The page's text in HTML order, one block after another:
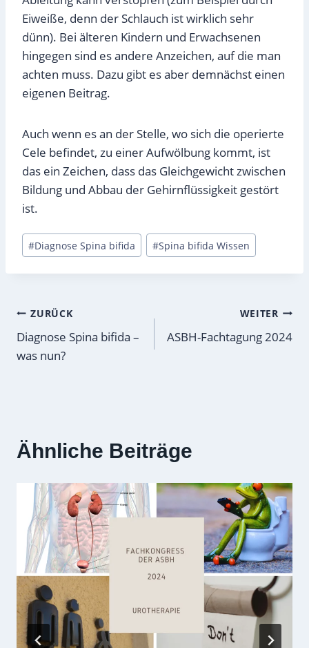
Eiweiße, denn der Schlauch ist wirklich sehr
dünn). Bei älteren Kindern und Erwachsenen
hingegen sind es andere Anzeichen, auf die man
achten muss. Dazu gibt es aber demnächst einen
eigenen Beitrag.
Auch wenn es an der Stelle, wo sich die operierte
Cele befindet, zu einer Aufwölbung kommt, ist
das ein Zeichen, dass das Gleichgewicht zwischen
Bildung und Abbau der Gehirnflüssigkeit gestört
ist.
Schlagworte:
#Diagnose Spina bifida #Spina bifida Wissen
Beitragsnavigation
ZURÜCK
Diagnose Spina bifida –
was nun?
WEITER
ASBH-Fachtagung 2024
Ähnliche Beiträge